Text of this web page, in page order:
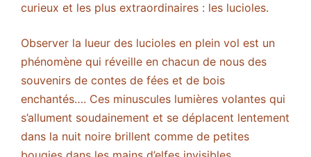
curieux et les plus extraordinaires : les lucioles.
Observer la lueur des lucioles en plein vol est un
phénomène qui réveille en chacun de nous des
souvenirs de contes de fées et de bois
enchantés…. Ces minuscules lumières volantes qui
s’allument soudainement et se déplacent lentement
dans la nuit noire brillent comme de petites